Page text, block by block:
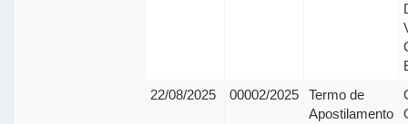
22/08/2025
00002/2025
Termo de
Apostilamento